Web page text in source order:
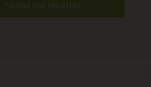
Toutes nos recettes